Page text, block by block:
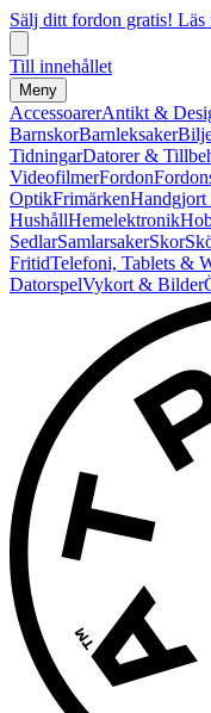
Sälj ditt fordon gratis! Läs
Till innehållet
Meny
AccessoarerAntikt &
BarnskorBarnleksaker
TidningarDatorer &
VideofilmerFordon
OptikFrimärken
HushållHemelektronik
SedlarSamlarsakerSkor
FritidTelefoni, Tablets &
DatorspelVykort & Bilder